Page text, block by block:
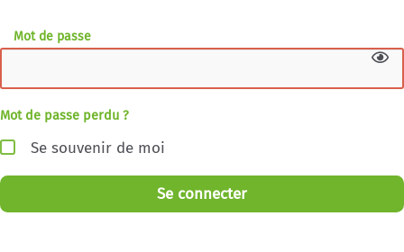
Mot de passe
Mot de passe perdu ?
Se souvenir de moi
Se connecter